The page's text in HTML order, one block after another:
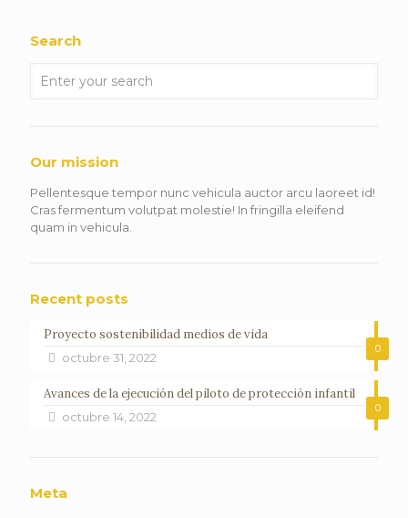
Search
Our mission
Pellentesque tempor nunc vehicula auctor arcu laoreet id!
Cras fermentum volutpat molestie! In fringilla eleifend
quam in vehicula.
Recent posts
0
Proyecto sostenibilidad medios de vida
octubre 31, 2022
0
Avances de la ejecución del piloto de protección infantil
octubre 14, 2022
Meta